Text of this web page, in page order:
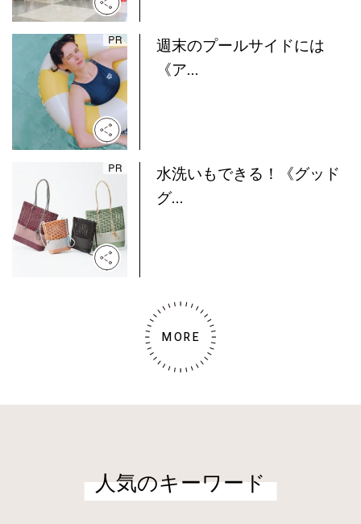
週末のプールサイドには
《ア...
水洗いもできる！《グッド
グ...
MORE
人気のキーワード